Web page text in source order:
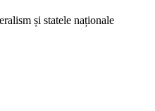
și statele naționale